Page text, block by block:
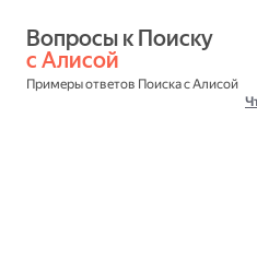
с Алисой
Примеры ответов Поиска с Алисой